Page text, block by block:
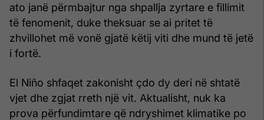
ato janë përmbajtur nga shpallja zyrtare e fillimit
të fenomenit, duke theksuar se ai pritet të
zhvillohet më vonë gjatë këtij viti dhe mund të jetë
i fortë.
El Niño shfaqet zakonisht çdo dy deri në shtatë
vjet dhe zgjat rreth një vit. Aktualisht, nuk ka
prova përfundimtare që ndryshimet klimatike po